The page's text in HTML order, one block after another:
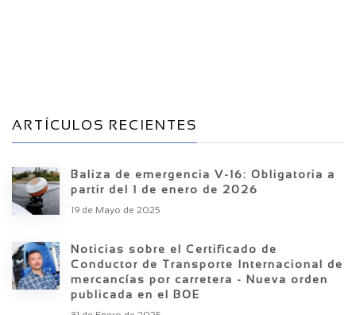
ARTÍCULOS RECIENTES
Baliza de emergencia V-16: Obligatoria a
partir del 1 de enero de 2026
19 de Mayo de 2025
Noticias sobre el Certificado de
Conductor de Transporte Internacional de
mercancías por carretera - Nueva orden
publicada en el BOE